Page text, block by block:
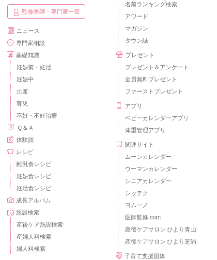
監修医師・専門家一覧
ニュース
専門家相談
基礎知識
妊娠前・妊活
妊娠中
出産
育児
不妊・不妊治療
Ｑ＆Ａ
体験談
レシピ
離乳食レシピ
妊娠食レシピ
妊活食レシピ
成長アルバム
施設検索
産後ケア施設検索
産婦人科検索
婦人科検索
名前ランキング検索
アワード
マガジン
タウン誌
プレゼント
プレゼント＆アンケート
全員無料プレゼント
ファーストプレゼント
アプリ
ベビーカレンダーアプリ
体重管理アプリ
関連サイト
ムーンカレンダー
ウーマンカレンダー
シニアカレンダー
シッテク
ヨムーノ
医師監修.com
産後ケアサロン ひより青山
産後ケアサロン ひより芝浦
子育て支援団体